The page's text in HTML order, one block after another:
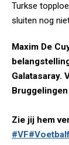
Turkse
sluiten nog
Maxim De
Galatasaray.
Zie jij hem
#VF